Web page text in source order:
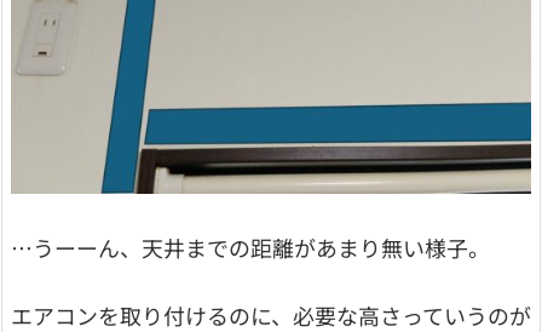
…うーーん、天井までの距離があまり無い様子。
エアコンを取り付けるのに、必要な高さっていうのが